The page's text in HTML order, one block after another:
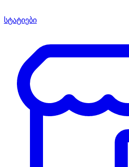
სტატიები